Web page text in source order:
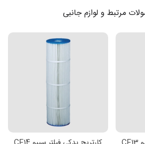
مرتبط و لوازم جانبی